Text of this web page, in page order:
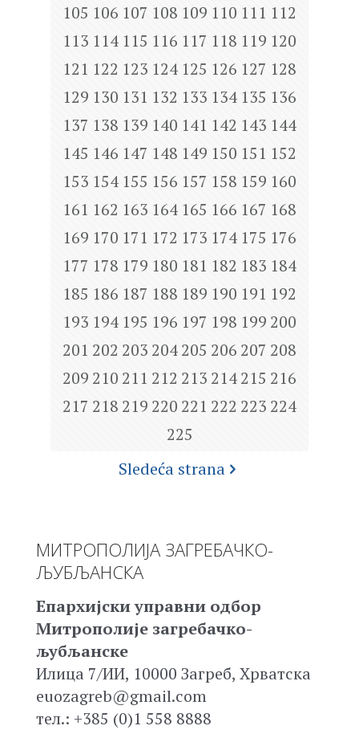
105 106 107 108 109 110 111 112
113 114 115 116 117 118 119 120
121 122 123 124 125 126 127 128
129 130 131 132 133 134 135 136
137 138 139 140 141 142 143 144
145 146 147 148 149 150 151 152
153 154 155 156 157 158 159 160
161 162 163 164 165 166 167 168
169 170 171 172 173 174 175 176
177 178 179 180 181 182 183 184
185 186 187 188 189 190 191 192
193 194 195 196 197 198 199 200
201 202 203 204205 206 207 208
209 210 211 212 213 214215 216
217 218 219 220 221 222 223 224
225
Sledeća strana
МИТРОПОЛИЈА ЗАГРЕБАЧКО-
ЉУБЉАНСКА
Епархијски управни одбор
Митрополије загребачко-
љубљанске
Илица 7/ИИ, 10000 Загреб, Хрватска
euozagreb@gmail.com
тел.: +385 (0)1 558 8888